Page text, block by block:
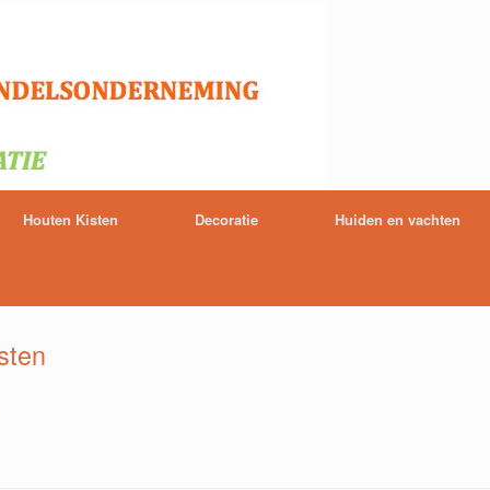
Houten Kisten Decoratie Huiden en vachten